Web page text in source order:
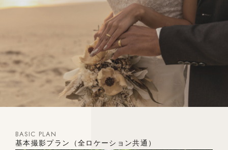
BASIC PLAN
基本撮影プラン（全ロケーション共通）